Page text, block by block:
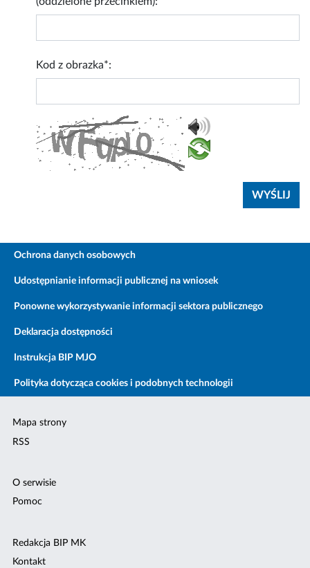
Kod z obrazka*:
Ochrona danych osobowych
Udostępnianie informacji publicznej na wniosek
Ponowne wykorzystywanie informacji sektora publicznego
Deklaracja dostępności
Instrukcja BIP MJO
Polityka dotycząca cookies i podobnych technologii
Mapa strony
RSS
O serwisie
Pomoc
Redakcja BIP MK
Kontakt